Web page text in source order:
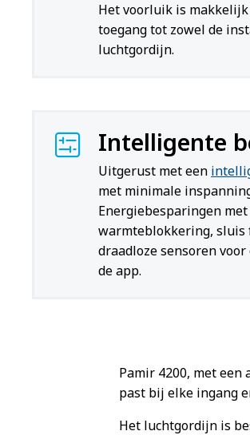
Het voorluik is
toegang tot zowel de
luchtgordijn.
Intelligente
Uitgerust met een
met minimale
Energiebesparingen
warmteblokkering, sluis
draadloze sensoren
de app.
Pamir 4200, met
past bij elke ingang
Het luchtgordijn is